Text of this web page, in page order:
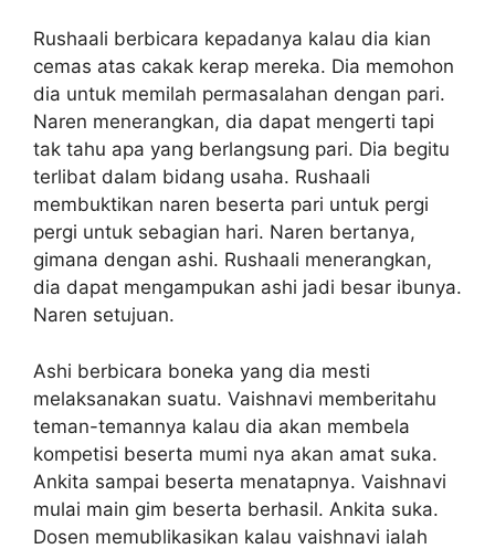
Rushaali berbicara kepadanya kalau dia kian
cemas atas cakak kerap mereka. Dia memohon
dia untuk memilah permasalahan dengan pari.
Naren menerangkan, dia dapat mengerti tapi
tak tahu apa yang berlangsung pari. Dia begitu
terlibat dalam bidang usaha. Rushaali
membuktikan naren beserta pari untuk pergi
pergi untuk sebagian hari. Naren bertanya,
gimana dengan ashi. Rushaali menerangkan,
dia dapat mengampukan ashi jadi besar ibunya.
Naren setujuan.
Ashi berbicara boneka yang dia mesti
melaksanakan suatu. Vaishnavi memberitahu
teman-temannya kalau dia akan membela
kompetisi beserta mumi nya akan amat suka.
Ankita sampai beserta menatapnya. Vaishnavi
mulai main gim beserta berhasil. Ankita suka.
Dosen memublikasikan kalau vaishnavi ialah